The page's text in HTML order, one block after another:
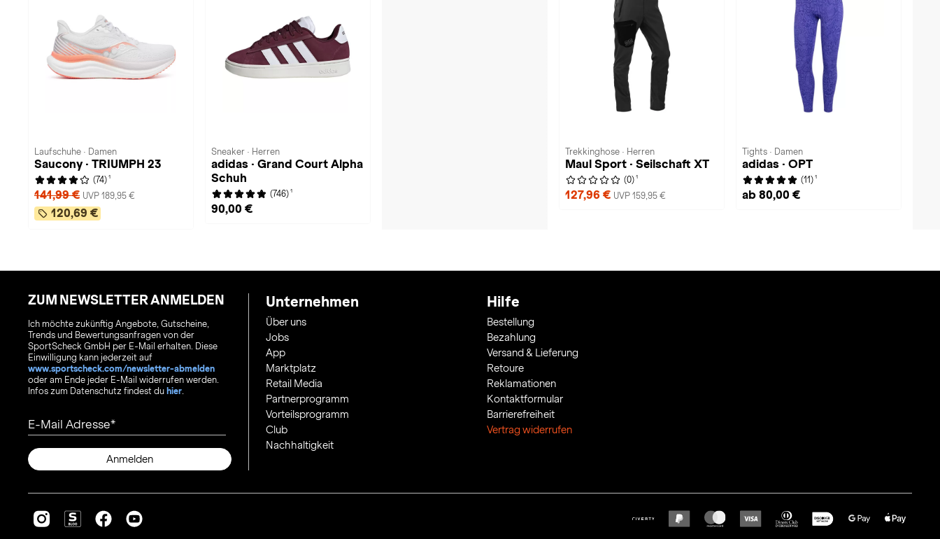
Laufschuhe · Damen
Saucony · TRIUMPH 23
(74) 1
141,99 € UVP 189,95 €
120,69 €
Sneaker · Herren
adidas · Grand Court Alpha
Schuh
(746) 1
90,00 €
Trekkinghose · Herren
Maul Sport · Seilschaft XT
(0) 1
127,96 € UVP 159,95 €
Tights · Damen
adidas · OPT
(11) 1
ab 80,00 €
ZUM NEWSLETTER ANMELDEN
Ich möchte zukünftig Angebote, Gutscheine,
Trends und Bewertungsanfragen von der
SportScheck GmbH per E-Mail erhalten. Diese
Einwilligung kann jederzeit auf
www.sportscheck.com/newsletter-abmelden
oder am Ende jeder E-Mail widerrufen werden.
Infos zum Datenschutz findest du hier
E-Mail Adresse
Anmelden
Unternehmen
Über uns
Jobs
App
Marktplatz
Retail Media
Partnerprogramm
Vorteilsprogramm
Club
Nachhaltigkeit
Hilfe
Bestellung
Bezahlung
Versand & Lieferung
Retoure
Reklamationen
Kontaktformular
Barrierefreiheit
Vertrag widerrufen